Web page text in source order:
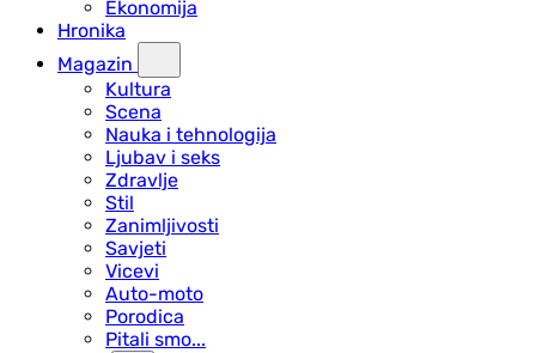
Ekonomija
Hronika
Magazin
Kultura
Scena
Nauka i tehnologija
Ljubav i seks
Zdravlje
Stil
Zanimljivosti
Savjeti
Vicevi
Auto-moto
Porodica
Pitali smo...